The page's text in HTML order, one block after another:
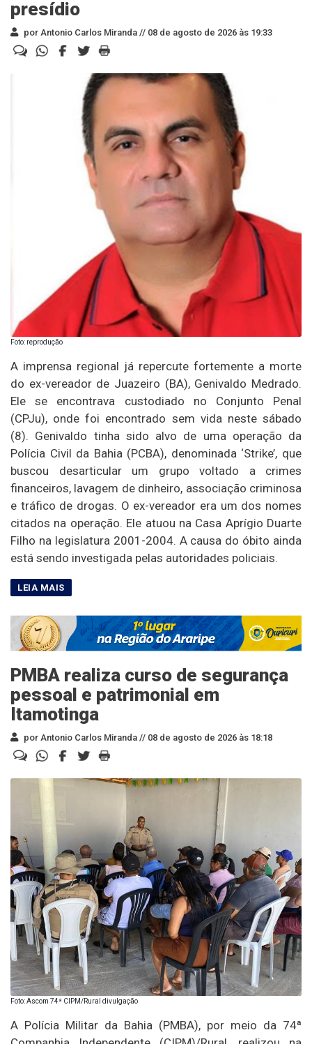
presídio
por Antonio Carlos Miranda // 08 de agosto de 2026 às 19:33
Foto: reprodução
A imprensa regional já repercute fortemente a morte
do ex-vereador de Juazeiro (BA), Genivaldo Medrado.
Ele se encontrava custodiado no Conjunto Penal
(CPJu), onde foi encontrado sem vida neste sábado
(8). Genivaldo tinha sido alvo de uma operação da
Polícia Civil da Bahia (PCBA), denominada ‘Strike’, que
buscou desarticular um grupo voltado a crimes
financeiros, lavagem de dinheiro, associação criminosa
e tráfico de drogas. O ex-vereador era um dos nomes
citados na operação. Ele atuou na Casa Aprígio Duarte
Filho na legislatura 2001-2004. A causa do óbito ainda
está sendo investigada pelas autoridades policiais.
PMBA realiza curso de segurança
pessoal e patrimonial em
Itamotinga
por Antonio Carlos Miranda // 08 de agosto de 2026 às 18:18
Foto: Ascom 74ª CIPM/Rural divulgação
A Polícia Militar da Bahia (PMBA), por meio da 74ª